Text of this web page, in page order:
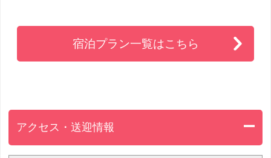
宿泊プラン一覧はこちら
アクセス・送迎情報